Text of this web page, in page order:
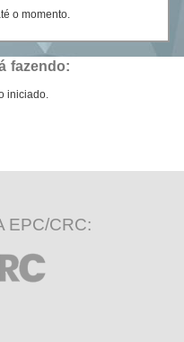
o momento.
fazendo:
iniciado.
EPC/CRC: